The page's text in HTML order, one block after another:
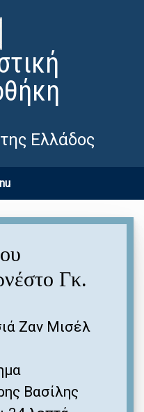
Ελλάδος
Γκ.
Ζαν Μισέλ
Βασίλης